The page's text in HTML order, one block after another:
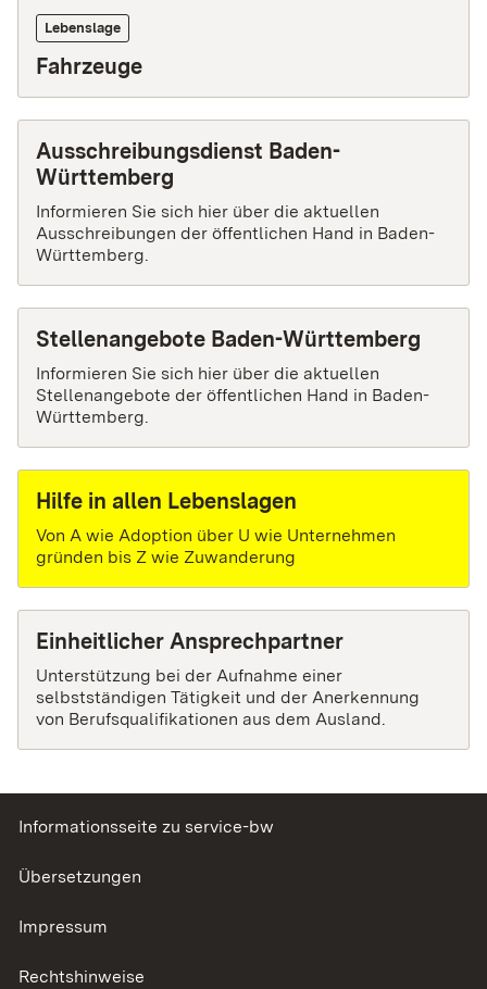
Lebenslage
Fahrzeuge
Ausschreibungsdienst Baden-
Württemberg
Informieren Sie sich hier über die aktuellen
Ausschreibungen der öffentlichen Hand in Baden-
Württemberg.
Stellenangebote Baden-Württemberg
Informieren Sie sich hier über die aktuellen
Stellenangebote der öffentlichen Hand in Baden-
Württemberg.
Hilfe in allen Lebenslagen
Von A wie Adoption über U wie Unternehmen
gründen bis Z wie Zuwanderung
Einheitlicher Ansprechpartner
Unterstützung bei der Aufnahme einer
selbstständigen Tätigkeit und der Anerkennung
von Berufsqualifikationen aus dem Ausland.
Informationsseite zu service-bw
Übersetzungen
Impressum
Rechtshinweise